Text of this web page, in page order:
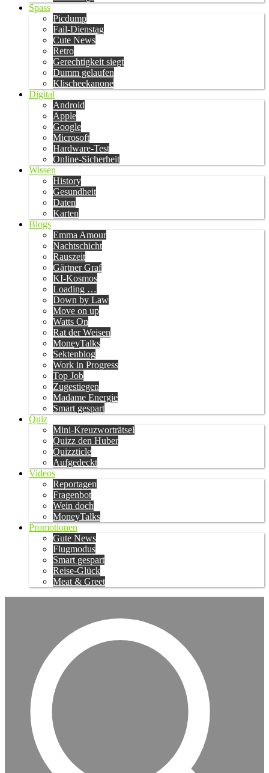
Spass
Picdump
Fail-Dienstag
Cute News
Retro
Gerechtigkeit siegt
Dumm gelaufen
Klischeekanone
Digital
Android
Apple
Google
Microsoft
Hardware-Test
Online-Sicherheit
Wissen
History
Gesundheit
Daten
Karten
Blogs
Emma Amour
Nachtschicht
Rauszeit
Gärtner Graf
KI-Kosmos
Loading …
Down by Law
Move on up
Watts On
Rat der Weisen
MoneyTalks
Sektenblog
Work in Progress
Top Job
Zugestiegen
Madame Energie
Smart gespart
Quiz
Mini-Kreuzworträtsel
Quizz den Huber
Quizzticle
Aufgedeckt
Videos
Reportagen
Fragenbot
Wein doch
MoneyTalks
Promotionen
Gute News
Flugmodus
Smart gespart
Reise-Glück
Meat & Greet